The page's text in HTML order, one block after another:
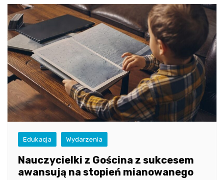
Edukacja Wydarzenia
Nauczycielki z Gościna z sukcesem
awansują na stopień mianowanego